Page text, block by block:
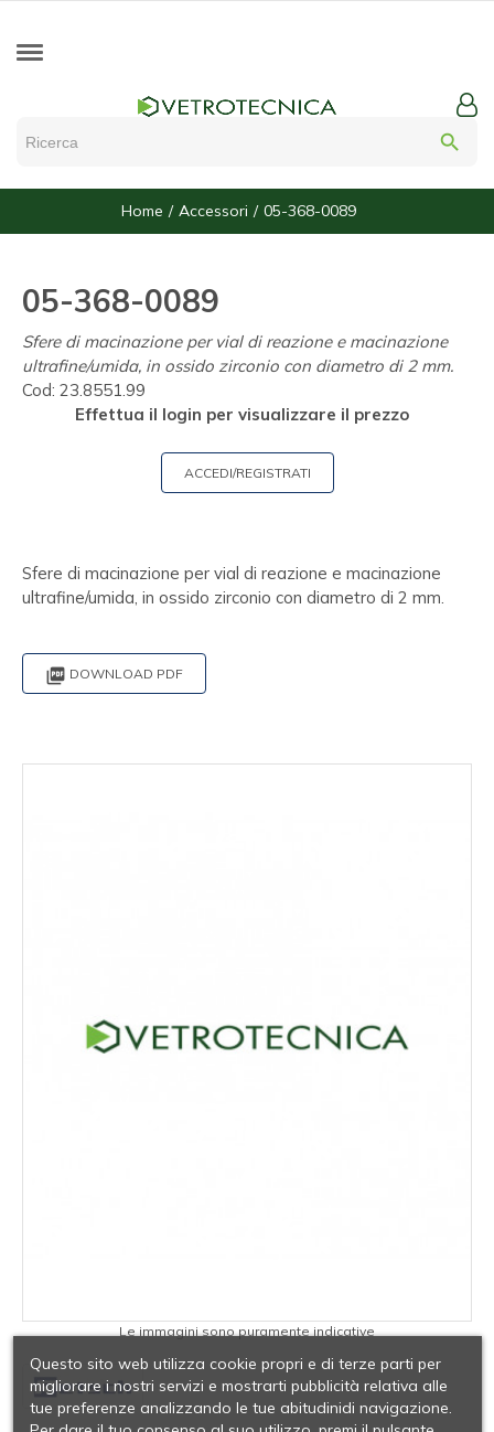
search
Home Accessori 05-368-0089
05-368-0089
Sfere di macinazione per vial di reazione e macinazione
ultrafine/umida, in ossido zirconio con diametro di 2 mm.
Cod: 23.8551.99
Effettua il login per visualizzare il prezzo
ACCEDI/REGISTRATI
Sfere di macinazione per vial di reazione e macinazione
ultrafine/umida, in ossido zirconio con diametro di 2 mm.
 DOWNLOAD PDF
Le immagini sono puramente indicative
Questo sito web utilizza cookie propri e di terze parti per
migliorare i nostri servizi e mostrarti pubblicità relativa alle
tue preferenze analizzando le tue abitudinidi navigazione.